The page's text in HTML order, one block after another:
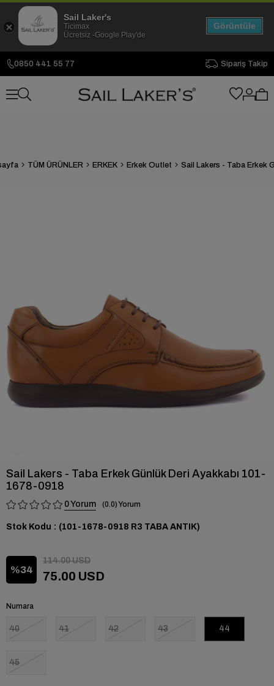
0850 441 55 77 Sipariş Takip
TÜM ÜRÜNLER ERKEK Erkek Outlet
Sail Lakers - Taba Erkek Günlük Deri Ayakkabı 101-
1678-0918
0 0.0
Stok Kodu (101-1678-0918 R3 TABA ANTIK)
34
114.00 USD
75.00 USD
Numara
40 41 42 43 44
45
Sail Laker's
Ticimax
Ücretsiz -Google Play'de
Görüntüle